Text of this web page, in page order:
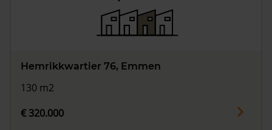
Hemrikkwartier 76, Emmen
130 m2
€ 320.000